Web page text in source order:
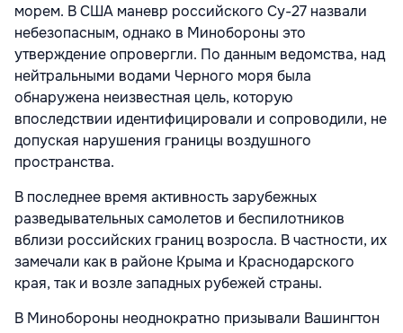
морем. В США маневр российского Су-27 назвали
небезопасным, однако в Минобороны это
утверждение опровергли. По данным ведомства, над
нейтральными водами Черного моря была
обнаружена неизвестная цель, которую
впоследствии идентифицировали и сопроводили, не
допуская нарушения границы воздушного
пространства.
В последнее время активность зарубежных
разведывательных самолетов и беспилотников
вблизи российских границ возросла. В частности, их
замечали как в районе Крыма и Краснодарского
края, так и возле западных рубежей страны.
В Минобороны неоднократно призывали Вашингтон